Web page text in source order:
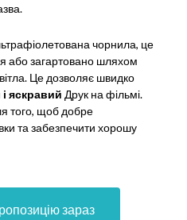
чорнила, це
або загартовано шляхом
Це дозволяє швидко
яскравий Друк на фільмі.
того, щоб добре
та забезпечити хорошу
зараз